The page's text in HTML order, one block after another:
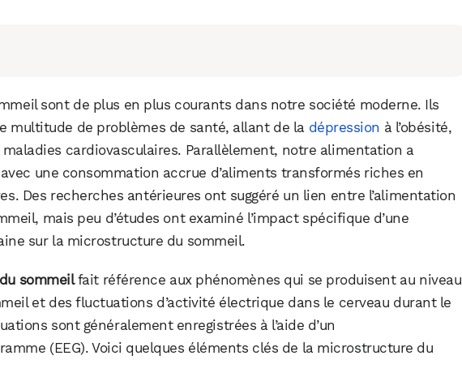
sont de plus en plus courants dans notre société moderne. Ils
multitude de problèmes de santé, allant de la dépression à l’obésité,
cardiovasculaires. Parallèlement, notre alimentation a
une consommation accrue d’aliments transformés riches en
Des recherches antérieures ont suggéré un lien entre l’alimentation
mais peu d’études ont examiné l’impact spécifique d’une
sur la microstructure du sommeil.
sommeilfait référence aux phénomènes qui se produisent au niveau
et des fluctuations d’activité électrique dans le cerveau durant le
sont généralement enregistrées à l’aide d’un
(EEG). Voici quelques éléments clés de la microstructure du